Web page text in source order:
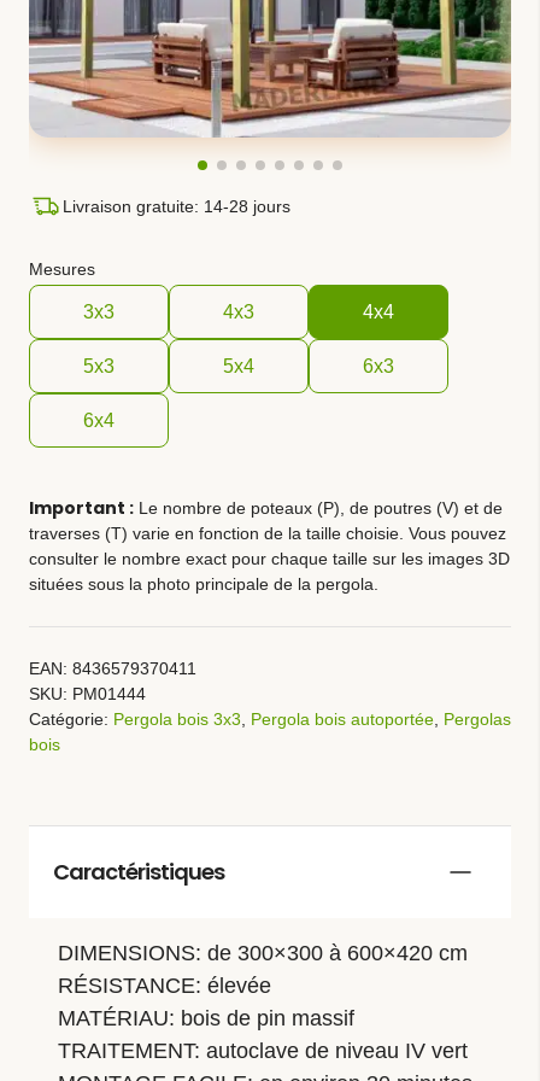
Livraison gratuite: 14-28 jours
Mesures
3x3 4x3 4x4
5x3 5x4 6x3
6x4
Important : Le nombre de poteaux (P), de poutres (V) et de
traverses (T) varie en fonction de la taille choisie. Vous pouvez
consulter le nombre exact pour chaque taille sur les images 3D
situées sous la photo principale de la pergola.
EAN: 8436579370411
SKU: PM01444
Catégorie: Pergola bois 3x3, Pergola bois autoportée, Pergolas
bois
Caractéristiques
DIMENSIONS: de 300×300 à 600×420 cm
RÉSISTANCE: élevée
MATÉRIAU: bois de pin massif
TRAITEMENT: autoclave de niveau IV vert